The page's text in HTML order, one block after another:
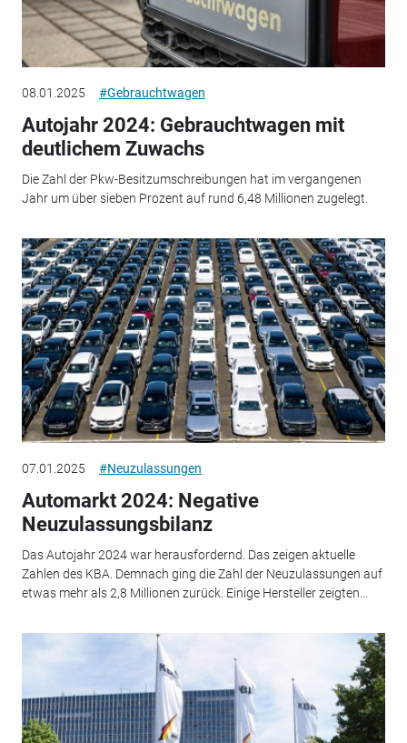
08.01.2025 #Gebrauchtwagen
Autojahr 2024: Gebrauchtwagen mit
deutlichem Zuwachs
Die Zahl der Pkw-Besitzumschreibungen hat im vergangenen
Jahr um über sieben Prozent auf rund 6,48 Millionen zugelegt.
07.01.2025 #Neuzulassungen
Automarkt 2024: Negative
Neuzulassungsbilanz
Das Autojahr 2024 war herausfordernd. Das zeigen aktuelle
Zahlen des KBA. Demnach ging die Zahl der Neuzulassungen auf
etwas mehr als 2,8 Millionen zurück. Einige Hersteller zeigten...